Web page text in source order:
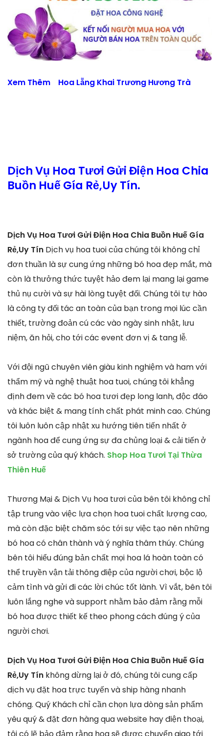
Xem Thêm Hoa Lẵng Khai Trương Hương Trà
Dịch Vụ Hoa Tươi Gửi Điện Hoa Chia
Buồn Huế Gía Rẻ,Uy Tín.
Dịch Vụ Hoa Tươi Gửi Điện Hoa Chia Buồn Huế Gía
Rẻ,Uy Tín Dịch vụ hoa tuoi của chúng tôi không chỉ
đơn thuần là sự cung ứng những bó hoa đẹp mắt, mà
còn là thưởng thức tuyệt hảo đem lại mang lại game
thủ nụ cười và sự hài lòng tuyệt đối. Chúng tôi tự hào
là công ty đối tác an toàn của bạn trong mọi lúc cần
thiết, trường đoản cú các vào ngày sinh nhật, lưu
niệm, ăn hỏi, cho tới các event đơn vị & tang lễ.
Với đội ngũ chuyên viên giàu kinh nghiệm và ham với
thẩm mỹ và nghệ thuật hoa tuoi, chúng tôi khẳng
định đem về các bó hoa tươi đẹp long lanh, độc đáo
và khác biệt & mang tính chất phát minh cao. Chúng
tôi luôn luôn cập nhật xu hướng tiên tiến nhất ở
ngành hoa để cung ứng sự đa chủng loại & cải tiến ở
sở trường của quý khách. Shop Hoa Tươi Tại Thừa
Thiên Huế
Thương Mại & Dịch Vụ hoa tươi của bên tôi không chỉ
tập trung vào việc lựa chọn hoa tuoi chất lượng cao,
mà còn đặc biệt chăm sóc tới sự việc tạo nên những
bó hoa có chân thành và ý nghĩa thâm thúy. Chúng
bên tôi hiểu đúng bản chất mọi hoa lá hoàn toàn có
thể truyền vận tải thông điệp của người chơi, bộc lộ
cảm tình và gửi đi các lời chúc tốt lành. Vì vắt, bên tôi
luôn lắng nghe và support nhằm bảo đảm rằng mỗi
bó hoa được thiết kế theo phong cách đúng ý của
người chơi.
Dịch Vụ Hoa Tươi Gửi Điện Hoa Chia Buồn Huế Gía
Rẻ,Uy Tín không dừng lại ở đó, chúng tôi cung cấp
dịch vụ đặt hoa trực tuyến và ship hàng nhanh
chóng. Quý Khách chỉ cần chọn lựa dòng sản phẩm
yêu quý & đặt đơn hàng qua website hay điện thoại,
tôi có lẽ bảo đảm rằng hoa sẽ được chuyển giao tới